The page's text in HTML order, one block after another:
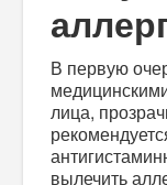
В первую
лица,
вылечить